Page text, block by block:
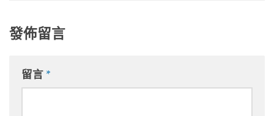
發佈留言
留言 *